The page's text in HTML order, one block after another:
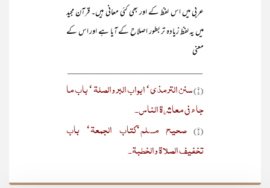
عربی میں اس لفظ کے اور بھی کئی معانی ہیں۔ قرآن مجید
میں یہ لفظ زیادہ تر بطور اصلاح کے آیا ہے اور اس کے
معنی
____________________________
(۱) سنن الترمذی‘ ابواب البر والصلۃ ‘ باب ما
جاء فی معاشرۃ الناس۔
(۲)
صحیح مسلم‘کتاب الجمعۃ‘ باب
تخفیف الصلاۃ والخطبۃ۔